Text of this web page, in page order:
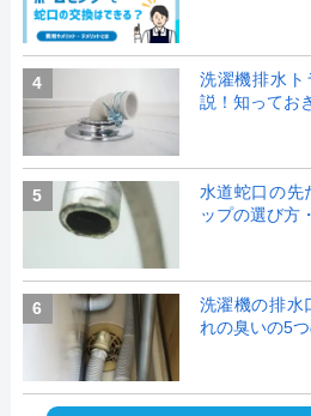
4
洗濯機排水
説！知ってお
5
水道蛇口の先
ップの選び方
6
洗濯機の排水
れの臭いの5